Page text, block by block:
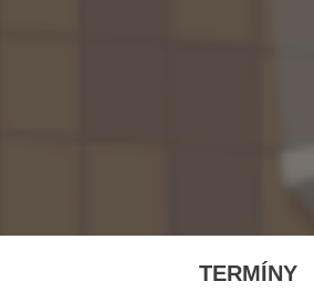
TERMÍNY